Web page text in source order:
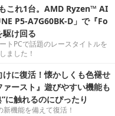
これ1台。AMD Ryzen™ AI
P5-A7G60BK-D」で『Fo
け回る
トPCで話題のレースタイトルを
ました！
に復活！懐かしくも色褪せ
ースト』遊びやすい機能も
に触れるのにぴったり
機能を備えて復活！